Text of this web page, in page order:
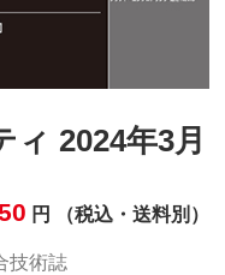
2024年3月
円 （税込・送料別）
技術誌